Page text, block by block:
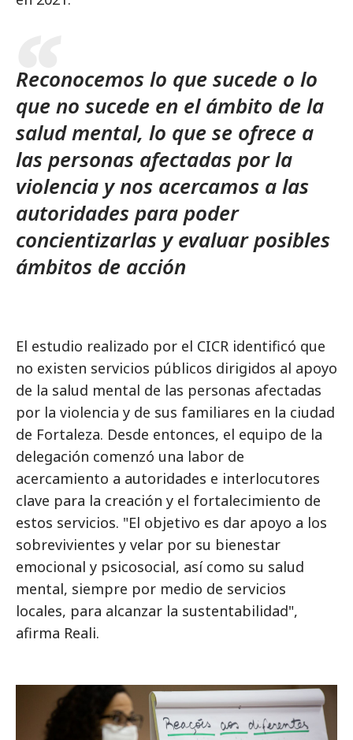
Reconocemos lo que sucede o lo
que no sucede en el ámbito de la
salud mental, lo que se ofrece a
las personas afectadas por la
violencia y nos acercamos a las
autoridades para poder
concientizarlas y evaluar posibles
ámbitos de acción
El estudio realizado por el CICR identificó que
no existen servicios públicos dirigidos al apoyo
de la salud mental de las personas afectadas
por la violencia y de sus familiares en la ciudad
de Fortaleza. Desde entonces, el equipo de la
delegación comenzó una labor de
acercamiento a autoridades e interlocutores
clave para la creación y el fortalecimiento de
estos servicios. "El objetivo es dar apoyo a los
sobrevivientes y velar por su bienestar
emocional y psicosocial, así como su salud
mental, siempre por medio de servicios
locales, para alcanzar la sustentabilidad",
afirma Reali.